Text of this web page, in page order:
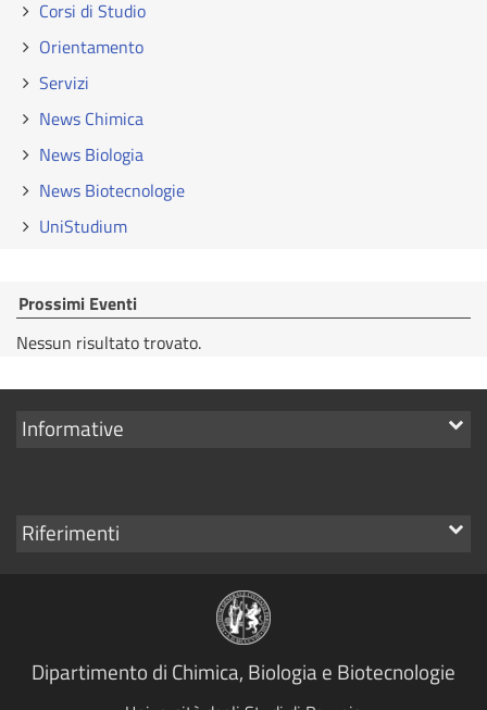
Corsi di Studio
Orientamento
Servizi
News Chimica
News Biologia
News Biotecnologie
UniStudium
Prossimi Eventi
Nessun risultato trovato.
Mostra
Informative
Mostra
Riferimenti
Dipartimento di Chimica, Biologia e Biotecnologie